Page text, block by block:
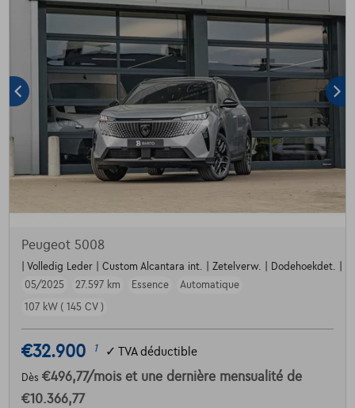
Peugeot 5008
| Volledig Leder | Custom Alcantara int. | Zetelverw. | Dodehoekdet. |
05/2025
27.597 km Essence
Automatique
107 kW ( 145 CV )
€32.900 1 ✓ TVA déductible
Dès €496,77/mois et une dernière mensualité de
€10.366,77